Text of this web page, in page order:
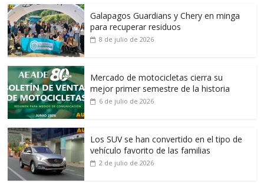
Galapagos Guardians y Chery en minga
para recuperar residuos
8 de julio de 2026
Mercado de motocicletas cierra su
mejor primer semestre de la historia
6 de julio de 2026
Los SUV se han convertido en el tipo de
vehículo favorito de las familias
2 de julio de 2026